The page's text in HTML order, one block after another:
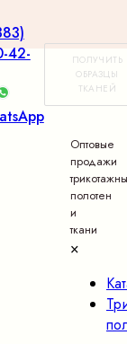
42-
ПОЛУЧИТЬ
ОБРАЗЦЫ
ТКАНЕЙ
Оптовые
продажи
полотен
и
ткани
×